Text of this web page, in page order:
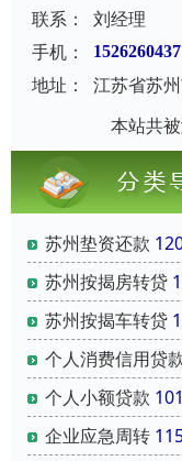
联系：
刘经理
手机：
地址：
江苏省苏
本站共
苏州垫资还款
苏州按揭房转贷
苏州按揭车转贷
个人消费信用贷
个人小额贷款 101
企业应急周转